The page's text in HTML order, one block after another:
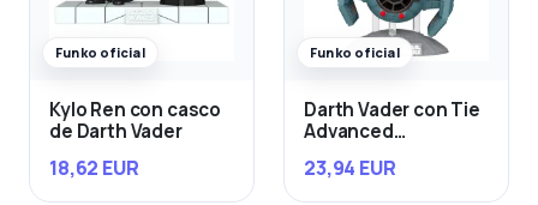
Funko oficial
Kylo Ren con casco
de Darth Vader
18,62 EUR
Funko oficial
Darth Vader con Tie
Advanced
23,94 EUR